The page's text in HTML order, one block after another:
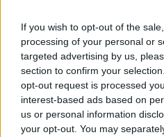
If you wish to opt-out of the
processing of your personal or
targeted advertising by us,
section to confirm your
opt-out request is processed
interest-based ads based on
us or personal information
your opt-out. You may